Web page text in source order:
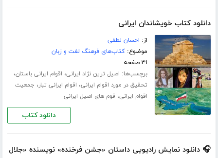
دانلود کتاب خویشاندان ایرانی
از: احسان لطفی
موضوع:کتاب‌های فرهنگ لغت و زبان
۳۱ صفحه
برچسب‌ها: اصیل ترین نژاد ایرانی، اقوام ایرانی باستان،
تحقیق در مورد اقوام ایرانی، اقوام ایرانی تبار، جمعیت
اقوام ایرانی، قوم های اصیل ایرانی
دانلود کتاب
🎧 دانلود نمایش رادیویی داستان «جشن فرخنده» نویسنده «جلال